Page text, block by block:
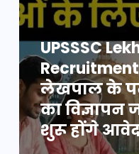
UPSSSC
लेखपाल के
का विज्ञापन
शुरू होंगे